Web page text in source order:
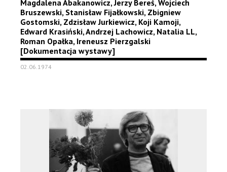
Magdalena Abakanowicz, Jerzy Bereś, Wojciech
Bruszewski, Stanisław Fijałkowski, Zbigniew
Gostomski, Zdzisław Jurkiewicz, Koji Kamoji,
Edward Krasiński, Andrzej Lachowicz, Natalia LL,
Roman Opałka, Ireneusz Pierzgalski
[Dokumentacja wystawy]
02.06.1974